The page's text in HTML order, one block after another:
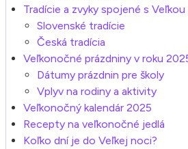
Tradície a zvyky spojené s
Slovenské tradície
Česká tradícia
Veľkonočné prázdniny v roku
Dátumy prázdnin pre školy
Vplyv na rodiny a aktivity
Veľkonočný kalendár 2025
Recepty na veľkonočné jedlá
Koľko dní je do Veľkej noci?